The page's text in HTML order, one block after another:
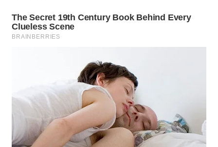
WN
BORNEO
WAHANA
WAHANA